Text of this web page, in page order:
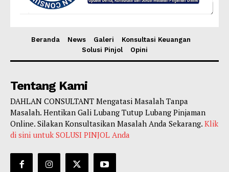
Beranda News Galeri
Konsultasi Keuangan
Solusi Pinjol
Opini
Tentang Kami
DAHLAN CONSULTANT Mengatasi Masalah Tanpa
Masalah. Hentikan Gali Lubang Tutup Lubang Pinjaman
Online. Silakan Konsultasikan Masalah Anda Sekarang. Klik
di sini untuk SOLUSI PINJOL Anda